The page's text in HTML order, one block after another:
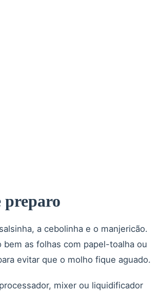
preparo
a cebolinha e o manjericão.
bem as folhas com papel-toalha ou
evitar que o molho fique aguado.
mixer ou liquidificador